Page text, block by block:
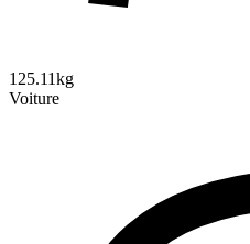
125.11kg
Voiture